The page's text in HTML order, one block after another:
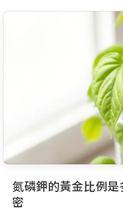
氮磷鉀的黃金比例
密